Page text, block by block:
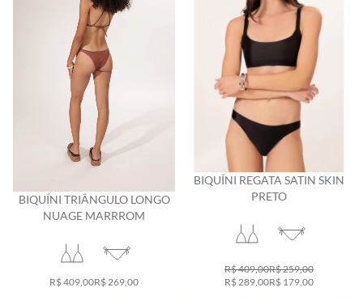
BIQUÍNI TRIÂNGULO LONGO
NUAGE MARRROM
R$ 409,00R$ 269,00
BIQUÍNI REGATA SATIN SKIN
PRETO
R$ 409,00
R$ 289,00
R$ 259,00
R$ 179,00